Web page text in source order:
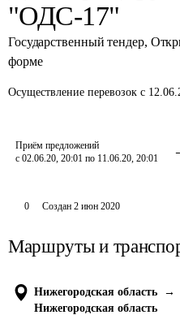
"ОДС-17"
Государственный тендер,
форме
Осуществление перевозок с
Приём предложений
с 02.06.20, 20:01 по 11.06.20, 20:01
0 Создан 2 июн 2020
Маршруты и
Нижегородская область
→
Нижегородская область